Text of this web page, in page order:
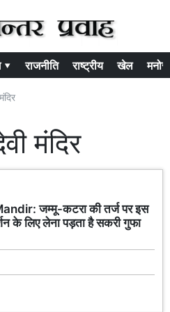
▾ राजनीति राष्ट्रीय खेल
मंदिर
जम्मू-कटरा की तर्ज पर इस
के लिए लेना पड़ता है सकरी गुफा